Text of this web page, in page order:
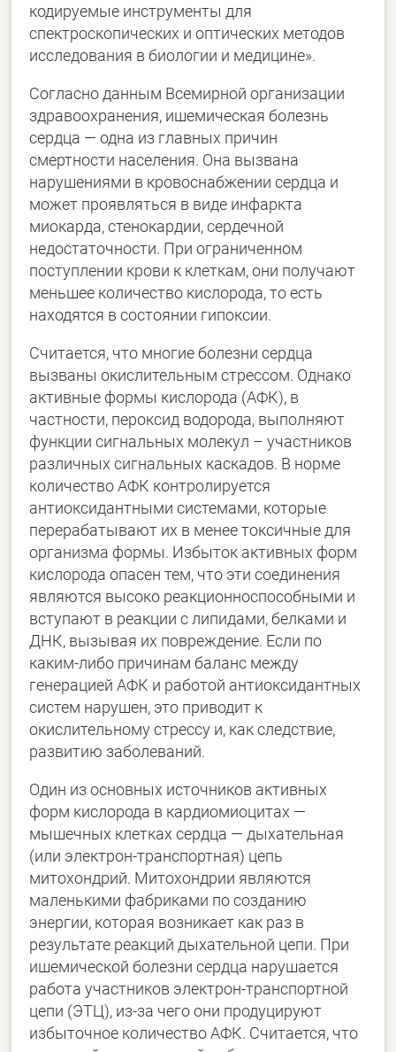
кодируемые инструменты для
спектроскопических и оптических методов
исследования в биологии и медицине».
Согласно данным Всемирной организации
здравоохранения, ишемическая болезнь
сердца — одна из главных причин
смертности населения. Она вызвана
нарушениями в кровоснабжении сердца и
может проявляться в виде инфаркта
миокарда, стенокардии, сердечной
недостаточности. При ограниченном
поступлении крови к клеткам, они получают
меньшее количество кислорода, то есть
находятся в состоянии гипоксии.
Считается, что многие болезни сердца
вызваны окислительным стрессом. Однако
активные формы кислорода (АФК), в
частности, пероксид водорода, выполняют
функции сигнальных молекул – участников
различных сигнальных каскадов. В норме
количество АФК контролируется
антиоксидантными системами, которые
перерабатывают их в менее токсичные для
организма формы. Избыток активных форм
кислорода опасен тем, что эти соединения
являются высоко реакционноспособными и
вступают в реакции с липидами, белками и
ДНК, вызывая их повреждение. Если по
каким-либо причинам баланс между
генерацией АФК и работой антиоксидантных
систем нарушен, это приводит к
окислительному стрессу и, как следствие,
развитию заболеваний.
Один из основных источников активных
форм кислорода в кардиомиоцитах —
мышечных клетках сердца — дыхательная
(или электрон-транспортная) цепь
митохондрий. Митохондрии являются
маленькими фабриками по созданию
энергии, которая возникает как раз в
результате реакций дыхательной цепи. При
ишемической болезни сердца нарушается
работа участников электрон-транспортной
цепи (ЭТЦ), из-за чего они продуцируют
избыточное количество АФК. Считается, что